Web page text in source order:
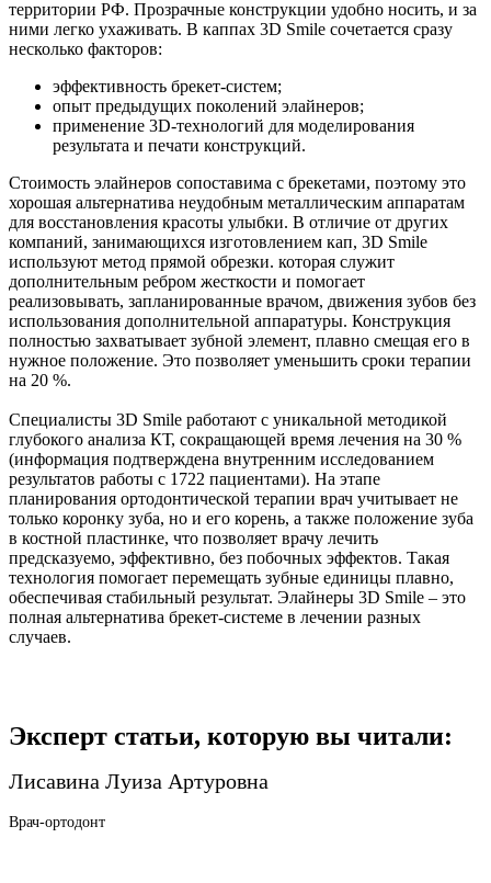
территории РФ. Прозрачные конструкции удобно носить, и за
ними легко ухаживать. В каппах 3D Smile сочетается сразу
несколько факторов:
эффективность брекет-систем;
опыт предыдущих поколений элайнеров;
применение 3D-технологий для моделирования
результата и печати конструкций.
Стоимость элайнеров сопоставима с брекетами, поэтому это
хорошая альтернатива неудобным металлическим аппаратам
для восстановления красоты улыбки. В отличие от других
компаний, занимающихся изготовлением кап, 3D Smile
используют метод прямой обрезки. которая служит
дополнительным ребром жесткости и помогает
реализовывать, запланированные врачом, движения зубов без
использования дополнительной аппаратуры. Конструкция
полностью захватывает зубной элемент, плавно смещая его в
нужное положение. Это позволяет уменьшить сроки терапии
на 20 %.
Специалисты 3D Smile работают с уникальной методикой
глубокого анализа КТ, сокращающей время лечения на 30 %
(информация подтверждена внутренним исследованием
результатов работы с 1722 пациентами). На этапе
планирования ортодонтической терапии врач учитывает не
только коронку зуба, но и его корень, а также положение зуба
в костной пластинке, что позволяет врачу лечить
предсказуемо, эффективно, без побочных эффектов. Такая
технология помогает перемещать зубные единицы плавно,
обеспечивая стабильный результат. Элайнеры 3D Smile – это
полная альтернатива брекет-системе в лечении разных
случаев.
Эксперт статьи, которую вы читали:
Лисавина Луиза Артуровна
Врач-ортодонт